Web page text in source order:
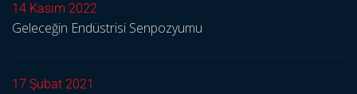
14 Kasım 2022
Geleceğin Endüstrisi Senpozyumu
17 Şubat 2021